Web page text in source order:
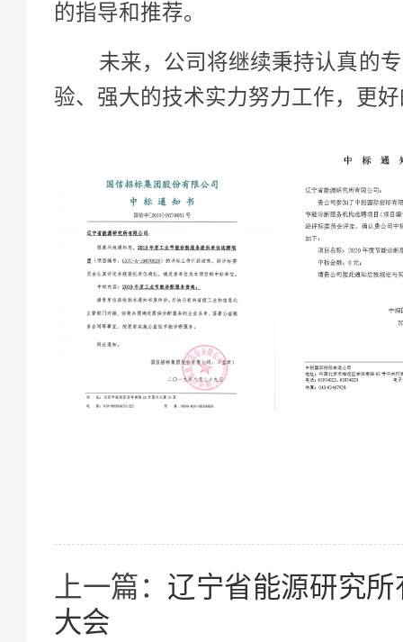
的指导和推荐。
未来，公司将继续秉持认真的专
验、强大的技术实力努力工作，更
上一篇： 辽宁省能源研究
大会